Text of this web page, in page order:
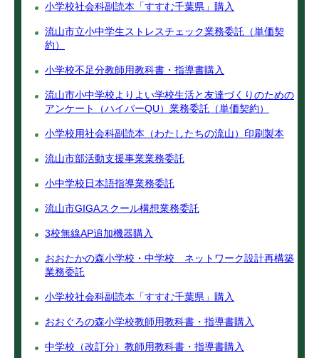
小学校社会科副読本「すすむ千葉県」購入
流山市立小中学生ストレスチェック業務委託（単価契
約）
小学校不足分教師用教科書・指導書購入
流山市小中学校よりよい学校生活と友達づくりのための
アンケート（ハイパーQU）業務委託（単価契約）
小学校用社会科副読本（わたしたちの流山）印刷製本
流山市部活動支援事業業務委託
小中学校日本語指導業務委託
流山市GIGAスクール構想業務委託
3校無線AP追加機器購入
おおたかの森小学校・中学校 ネットワーク設計再構築
業務委託
小学校社会科副読本「すすむ千葉県」購入
おおぐろの森小学校教師用教科書・指導書購入
中学校（改訂分）教師用教科書・指導書購入